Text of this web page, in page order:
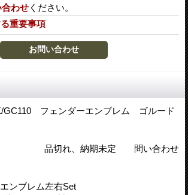
わせ ください。
重要事項
フェンダーエンブレム ゴルード
切れ、納期未定 問い合わせ
ンブレム左右Set